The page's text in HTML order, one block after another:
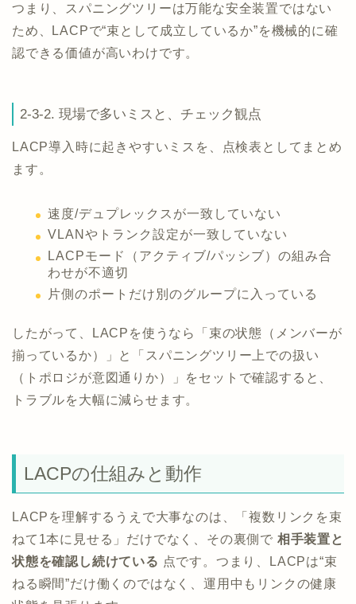
つまり、スパニングツリーは万能な安全装置ではない
ため、LACPで“束として成立しているか”を機械的に確
認できる価値が高いわけです。
2-3-2. 現場で多いミスと、チェック観点
LACP導入時に起きやすいミスを、点検表としてまとめ
ます。
速度/デュプレックスが一致していない
VLANやトランク設定が一致していない
LACPモード（アクティブ/パッシブ）の組み合
わせが不適切
片側のポートだけ別のグループに入っている
したがって、LACPを使うなら「束の状態（メンバーが
揃っているか）」と「スパニングツリー上での扱い
（トポロジが意図通りか）」をセットで確認すると、
トラブルを大幅に減らせます。
LACPの仕組みと動作
LACPを理解するうえで大事なのは、「複数リンクを束
ねて1本に見せる」だけでなく、その裏側で 相手装置と
状態を確認し続けている 点です。つまり、LACPは“束
ねる瞬間”だけ働くのではなく、運用中もリンクの健康